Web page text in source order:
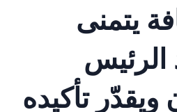
يتمنى
الرئيس
تأكيده